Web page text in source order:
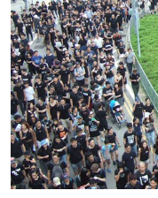
影片
名家榜
灼見活動
關於我們